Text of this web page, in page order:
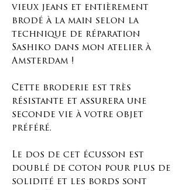
vieux jeans et entièrement
brodé à la main selon la
technique de réparation
Sashiko dans mon atelier à
Amsterdam !
Cette broderie est très
résistante et assurera une
seconde vie à votre objet
préféré.
Le dos de cet écusson est
doublé de coton pour plus de
solidité et les bords sont